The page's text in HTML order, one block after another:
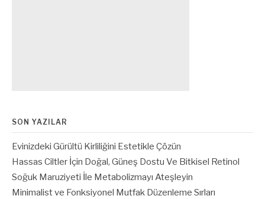
SON YAZILAR
Evinizdeki Gürültü Kirliliğini Estetikle Çözün
Hassas Ciltler İçin Doğal, Güneş Dostu Ve Bitkisel Retinol
Soğuk Maruziyeti İle Metabolizmayı Ateşleyin
Minimalist ve Fonksiyonel Mutfak Düzenleme Sırları